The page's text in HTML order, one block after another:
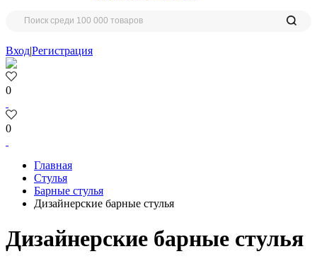
Вход|Регистрация
0
0
Главная
Стулья
Барные стулья
Дизайнерские барные стулья
Дизайнерские барные стулья